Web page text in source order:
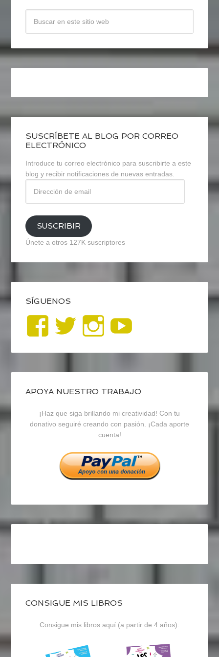
SUSCRÍBETE AL BLOG POR CORREO
ELECTRÓNICO
Introduce tu correo electrónico para suscribirte a este
blog y recibir notificaciones de nuevas entradas.
email
SUSCRIBIR
Únete a otros 127K suscriptores
SÍGUENOS
Ver
perfil
de
blogrecursosep
en
Facebook
Ver
perfil
de
recursosep
en
Twitter
Ver
perfil
de
recursosep
en
Instagram
APOYA NUESTRO TRABAJO
¡Haz que siga brillando mi creatividad! Con tu
donativo seguiré creando con pasión. ¡Cada aporte
cuenta!
CONSIGUE MIS LIBROS
Consigue mis libros aquí (a partir de 4 años):